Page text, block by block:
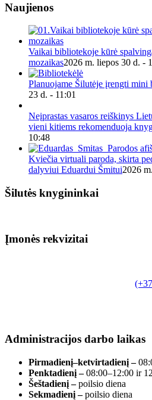
Naujienos
Vaikai bibliotekoje kūrė
mozaikas2026 m. liepos 30 d. -
Planuojame Šilutėje įrengti mini
23 d. - 11:01
Neįprastas vasaros reiškinys
vieni kitiems rekomenduoja
10:48
Kviečia virtuali paroda, skirta
dalyviui Eduardui Šmitui2026
Šilutės knygininkai
Įmonės rekvizitai
Administracijos darbo laikas
Pirmadienį–ketvirtadienį –
Penktadienį –08:00–12:00 ir
Šeštadienį –poilsio diena
Sekmadienį –poilsio diena